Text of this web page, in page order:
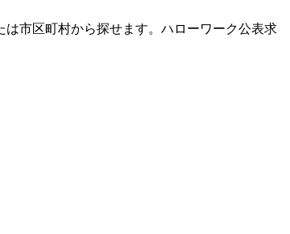
市区町村から探せます。ハローワーク公表求